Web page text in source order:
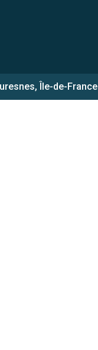
Île-de-France